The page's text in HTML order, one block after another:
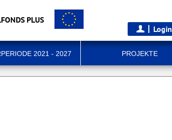
PLUS
Login
2021 - 2027 PROJEKTE